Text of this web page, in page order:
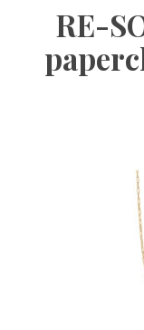
RE-